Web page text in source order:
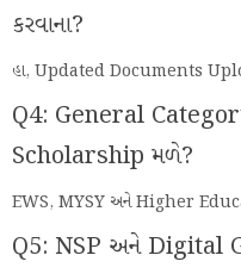
કરવાના?
હા, Updated Documents
Q4: General Category
Scholarship મળે?
EWS, MYSY અને Higher
Q5: NSP અને Digital